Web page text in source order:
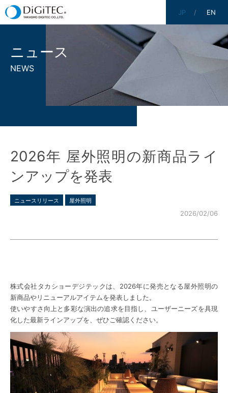
JP EN
ニュース
NEWS
2026年 屋外照明の新商品ライ
ンアップを発表
ニュースリリース 屋外照明
2026/02/06
株式会社タカショーデジテックは、2026年に発売となる屋外照明の
新商品やリニューアルアイテムを発表しました。
使いやすさ向上と多彩な演出の追求を目指し、ユーザーニーズを具現
化した最新ラインアップを、ぜひご確認ください。